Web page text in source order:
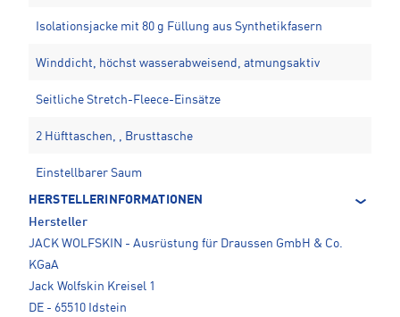
Isolationsjacke mit 80 g Füllung aus Synthetikfasern
Winddicht, höchst wasserabweisend, atmungsaktiv
Seitliche Stretch-Fleece-Einsätze
2 Hüfttaschen, , Brusttasche
Einstellbarer Saum
HERSTELLERINFORMATIONEN
Hersteller
JACK WOLFSKIN - Ausrüstung für Draussen GmbH & Co.
KGaA
Jack Wolfskin Kreisel 1
DE - 65510 Idstein